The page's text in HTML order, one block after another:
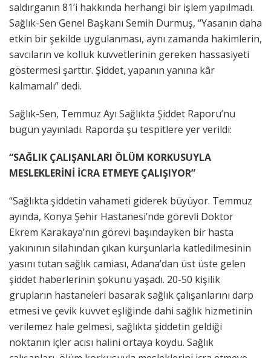
saldırganın 81’i hakkında herhangi bir işlem yapılmadı.
Sağlık-Sen Genel Başkanı Semih Durmuş, “Yasanın daha
etkin bir şekilde uygulanması, aynı zamanda hakimlerin,
savcıların ve kolluk kuvvetlerinin gereken hassasiyeti
göstermesi şarttır. Şiddet, yapanın yanına kâr
kalmamalı” dedi.
Sağlık-Sen, Temmuz Ayı Sağlıkta Şiddet Raporu’nu
bugün yayınladı. Raporda şu tespitlere yer verildi:
“SAĞLIK ÇALIŞANLARI ÖLÜM KORKUSUYLA
MESLEKLERİNİ İCRA ETMEYE ÇALIŞIYOR”
“Sağlıkta şiddetin vahameti giderek büyüyor. Temmuz
ayında, Konya Şehir Hastanesi’nde görevli Doktor
Ekrem Karakaya’nın görevi başındayken bir hasta
yakınının silahından çıkan kurşunlarla katledilmesinin
yasını tutan sağlık camiası, Adana’dan üst üste gelen
şiddet haberlerinin şokunu yaşadı. 20-50 kişilik
grupların hastaneleri basarak sağlık çalışanlarını darp
etmesi ve çevik kuvvet eşliğinde dahi sağlık hizmetinin
verilemez hale gelmesi, sağlıkta şiddetin geldiği
noktanın içler acısı halini ortaya koydu. Sağlık